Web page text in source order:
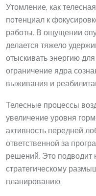
Утомление, как
потенциал к
работы. В ощущении
делается тяжело
отыскивать энергию
ограничение ядра
выживания и
Телесные процессы
увеличение уровня
активность передней
ответственной за
решений. Это подводит
стратегическому
планированию.